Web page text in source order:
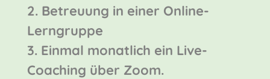
2. Betreuung in einer Online-
Lerngruppe
3. Einmal monatlich ein Live-
Coaching über Zoom.